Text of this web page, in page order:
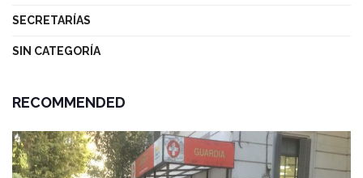
SECRETARÍAS
SIN CATEGORÍA
RECOMMENDED